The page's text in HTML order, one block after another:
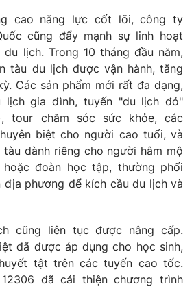
Truyền hình Việt Nam
VTV
in và báo điện tử số 483/GP-BTTTT
Thủy
Thị Mỹ Hạnh, Phạm Quốc Thắng,
931 - 024.38 355 932
cao năng lực cốt lõi, công ty
cũng đẩy mạnh sự linh hoạt
lịch. Trong 10 tháng đầu năm,
tàu du lịch được vận hành, tăng
Các sản phẩm mới rất đa dạng,
lịch gia đình, tuyến "du lịch đỏ"
tour chăm sóc sức khỏe, các
biệt cho người cao tuổi, và
dành riêng cho người hâm mộ
đoàn học tập, thường phối
phương để kích cầu du lịch và
cũng liên tục được nâng cấp.
đã được áp dụng cho học sinh,
tật trên các tuyến cao tốc.
đã cải thiện chương trình